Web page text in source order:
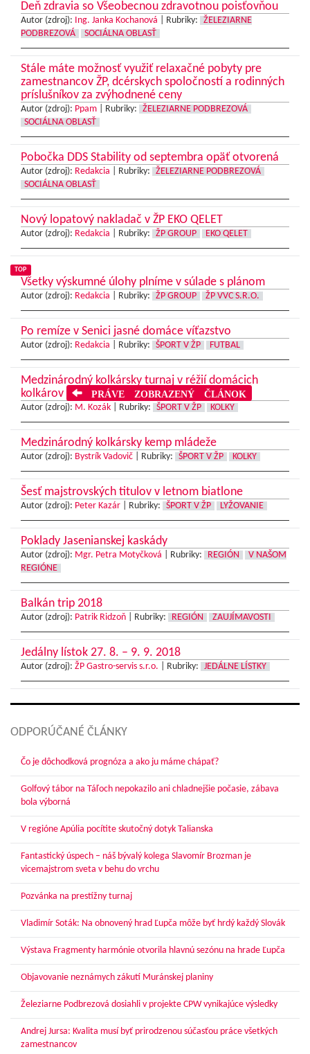
Deň zdravia so Všeobecnou zdravotnou poisťovňou
Autor (zdroj): Ing. Janka Kochanová Rubriky:
ŽELEZIARNE
PODBREZOVÁ
SOCIÁLNA OBLASŤ
Stále máte možnosť využiť relaxačné pobyty pre
zamestnancov ŽP, dcérskych spoločností a rodinných
príslušníkov za zvýhodnené ceny
Autor (zdroj): Ppam Rubriky:
ŽELEZIARNE PODBREZOVÁ
SOCIÁLNA OBLASŤ
Pobočka DDS Stability od septembra opäť otvorená
Autor (zdroj): Redakcia Rubriky:
ŽELEZIARNE PODBREZOVÁ
SOCIÁLNA OBLASŤ
Nový lopatový nakladač v ŽP EKO QELET
Autor (zdroj): Redakcia Rubriky: ŽP GROUP EKO QELET
TOP
Všetky výskumné úlohy plníme v súlade s plánom
Autor (zdroj): Redakcia Rubriky: ŽP GROUP ŽP VVC S.R.O.
Po remíze v Senici jasné domáce víťazstvo
Autor (zdroj): Redakcia Rubriky: ŠPORT V ŽP FUTBAL
Medzinárodný kolkársky turnaj v réžií domácich
kolkárov
PRÁVE ZOBRAZENÝ ČLÁNOK
Autor (zdroj): M. Kozák Rubriky: ŠPORT V ŽP KOLKY
Medzinárodný kolkársky kemp mládeže
Autor (zdroj): Bystrík Vadovič Rubriky: ŠPORT V ŽP KOLKY
Šesť majstrovských titulov v letnom biatlone
Autor (zdroj): Peter Kazár Rubriky: ŠPORT V ŽP LYŽOVANIE
Poklady Jasenianskej kaskády
Autor (zdroj): Mgr. Petra Motyčková Rubriky: REGIÓN
V NAŠOM
REGIÓNE
Balkán trip 2018
Autor (zdroj): Patrik Ridzoň Rubriky: REGIÓN ZAUJÍMAVOSTI
Jedálny lístok 27. 8. – 9. 9. 2018
Autor (zdroj): ŽP Gastro-servis s.r.o. Rubriky: JEDÁLNE LÍSTKY
ODPORÚČANÉ ČLÁNKY
Čo je dôchodková prognóza a ako ju máme chápať?
Golfový tábor na Táľoch nepokazilo ani chladnejšie počasie, zábava
bola výborná
V regióne Apúlia pocítite skutočný dotyk Talianska
Fantastický úspech – náš bývalý kolega Slavomír Brozman je
vicemajstrom sveta v behu do vrchu
Pozvánka na prestížny turnaj
Vladimír Soták: Na obnovený hrad Ľupča môže byť hrdý každý Slovák
Výstava Fragmenty harmónie otvorila hlavnú sezónu na hrade Ľupča
Objavovanie neznámych zákutí Muránskej planiny
Železiarne Podbrezová dosiahli v projekte CPW vynikajúce výsledky
Andrej Jursa: Kvalita musí byť prirodzenou súčasťou práce všetkých
zamestnancov